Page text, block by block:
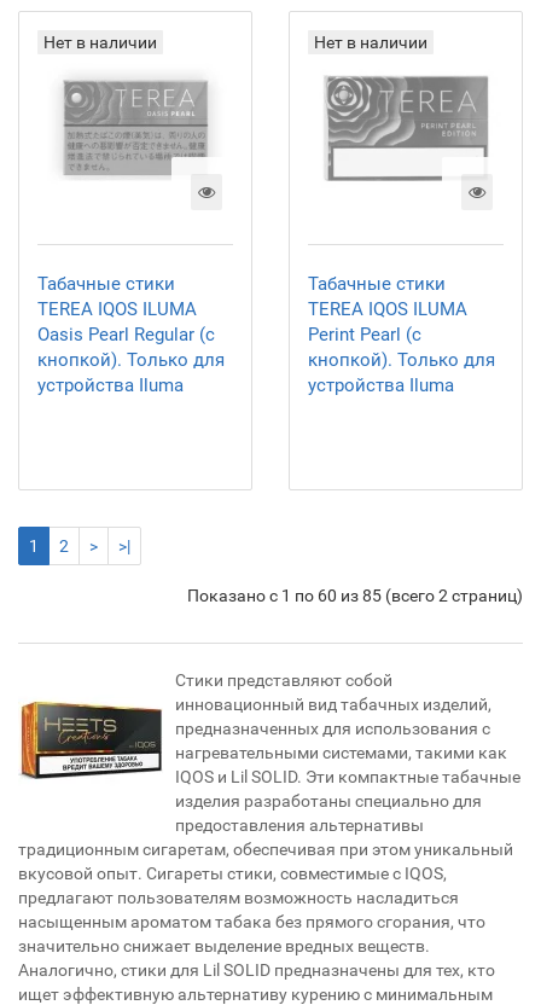
Нет в наличии
Табачные стики
TEREA IQOS ILUMA
Oasis Pearl Regular (с
кнопкой). Только для
устройства Iluma
Нет в наличии
Табачные стики
TEREA IQOS ILUMA
Perint Pearl (с
кнопкой). Только для
устройства Iluma
1 2 > >|
Показано с 1 по 60 из 85 (всего 2 страниц)
Стики представляют собой
инновационный вид табачных изделий,
предназначенных для использования с
нагревательными системами, такими как
IQOS и Lil SOLID. Эти компактные табачные
изделия разработаны специально для
предоставления альтернативы
традиционным сигаретам, обеспечивая при этом уникальный
вкусовой опыт. Сигареты стики, совместимые с IQOS,
предлагают пользователям возможность насладиться
насыщенным ароматом табака без прямого сгорания, что
значительно снижает выделение вредных веществ.
Аналогично, стики для Lil SOLID предназначены для тех, кто
ищет эффективную альтернативу курению с минимальным